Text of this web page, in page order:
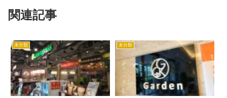
関連記事
未分類 未分類